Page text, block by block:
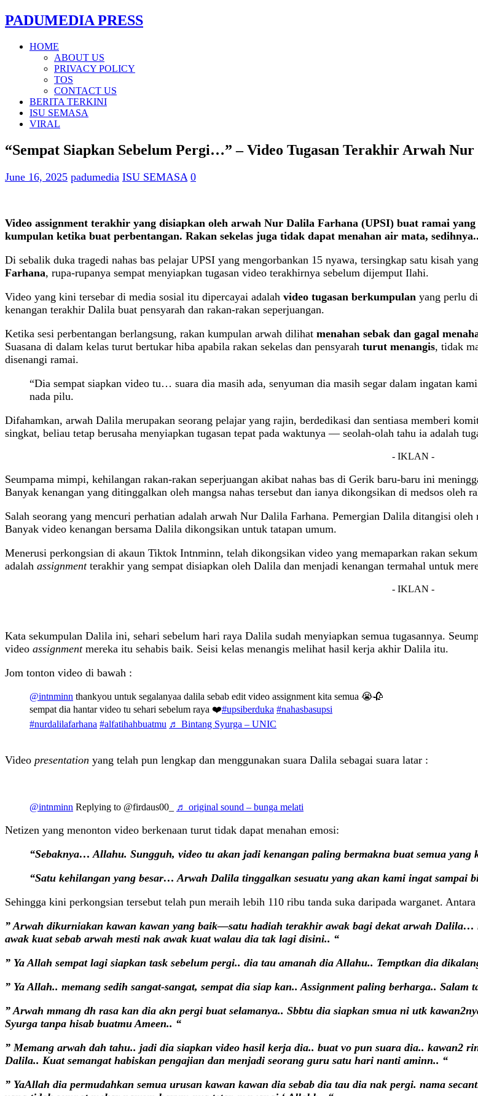
PADUMEDIA PRESS
HOME
ABOUT US
PRIVACY POLICY
TOS
CONTACT US
BERITA TERKINI
ISU SEMASA
VIRAL
“Sempat Siapkan Sebelum Pergi…” – Video Tugasan Terakhir Arwah
June 16, 2025 padumedia ISU SEMASA 0
Video assignment terakhir yang disiapkan oleh arwah Nur Dalila Farhana (UPSI) buat ramai
kumpulan ketika buat perbentangan. Rakan sekelas juga tidak dapat menahan air mata, sedihnya..
Di sebalik duka tragedi nahas bas pelajar UPSI yang mengorbankan 15 nyawa, tersingkap satu kisah
Farhana, rupa-rupanya sempat menyiapkan tugasan video terakhirnya sebelum dijemput Ilahi.
Video yang kini tersebar di media sosial itu dipercayai adalah video tugasan berkumpulan yang perlu
kenangan terakhir Dalila buat pensyarah dan rakan-rakan seperjuangan.
Ketika sesi perbentangan berlangsung, rakan kumpulan arwah dilihat menahan sebak dan gagal
Suasana di dalam kelas turut bertukar hiba apabila rakan sekelas dan pensyarah turut menangis, tidak
disenangi ramai.
“Dia sempat siapkan video tu… suara dia masih ada, senyuman dia masih segar dalam ingatan
nada pilu.
Difahamkan, arwah Dalila merupakan seorang pelajar yang rajin, berdedikasi dan sentiasa memberi
singkat, beliau tetap berusaha menyiapkan tugasan tepat pada waktunya — seolah-olah tahu ia adalah
- IKLAN -
Seumpama mimpi, kehilangan rakan-rakan seperjuangan akibat nahas bas di Gerik baru-baru ini
Banyak kenangan yang ditinggalkan oleh mangsa nahas tersebut dan ianya dikongsikan di medsos oleh
Salah seorang yang mencuri perhatian adalah arwah Nur Dalila Farhana. Pemergian Dalila ditangisi
Banyak video kenangan bersama Dalila dikongsikan untuk tatapan umum.
Menerusi perkongsian di akaun Tiktok Intnminn, telah dikongsikan video yang memaparkan rakan
adalah assignmentterakhir yang sempat disiapkan oleh Dalila dan menjadi kenangan termahal untuk
- IKLAN -
Kata sekumpulan Dalila ini, sehari sebelum hari raya Dalila sudah menyiapkan semua tugasannya.
video assignmentmereka itu sehabis baik. Seisi kelas menangis melihat hasil kerja akhir Dalila itu.
Jom tonton video di bawah :
@intnminn thankyou untuk segalanyaa dalila sebab edit video assignment kita semua 😭🥀
sempat dia hantar video tu sehari sebelum raya ❤️#upsiberduka #nahasbasupsi
#nurdalilafarhana #alfatihahbuatmu ♬ Bintang Syurga – UNIC
Video presentation yang telah pun lengkap dan menggunakan suara Dalila sebagai suara latar :
@intnminn Replying to @firdaus00_ ♬ original sound – bunga melati
Netizen yang menonton video berkenaan turut tidak dapat menahan emosi:
“Sebaknya… Allahu. Sungguh, video tu akan jadi kenangan paling bermakna buat semua yang
“Satu kehilangan yang besar… Arwah Dalila tinggalkan sesuatu yang akan kami ingat sampai
Sehingga kini perkongsian tersebut telah pun meraih lebih 110 ribu tanda suka daripada warganet.
” Arwah dikurniakan kawan kawan yang baik—satu hadiah terakhir awak bagi dekat arwah Dalila…
awak kuat sebab arwah mesti nak awak kuat walau dia tak lagi disini.. “
” Ya Allah sempat lagi siapkan task sebelum pergi.. dia tau amanah dia Allahu.. Temptkan dia
” Ya Allah.. memang sedih sangat-sangat, sempat dia siap kan.. Assignment paling berharga.. Salam
” Arwah mmang dh rasa kan dia akn pergi buat selamanya.. Sbbtu dia siapkan smua ni utk
Syurga tanpa hisab buatmu Ameen.. “
” Memang arwah dah tahu.. jadi dia siapkan video hasil kerja dia.. buat vo pun suara dia.. kawan2
Dalila.. Kuat semangat habiskan pengajian dan menjadi seorang guru satu hari nanti aminn.. “
” YaAllah dia permudahkan semua urusan kawan kawan dia sebab dia tau dia nak pergi. nama